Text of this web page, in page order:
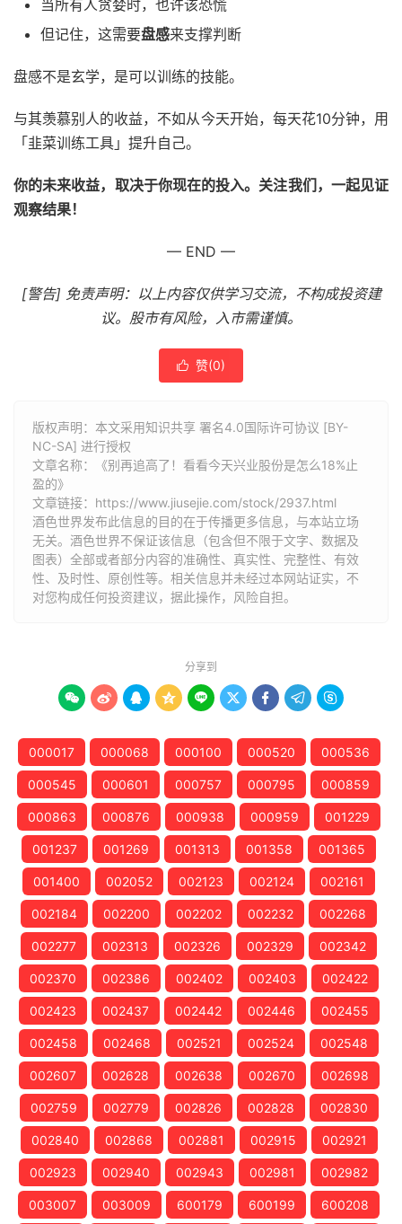
当所有人贪婪时，也许该恐慌
但记住，这需要盘感来支撑判断
盘感不是玄学，是可以训练的技能。
与其羡慕别人的收益，不如从今天开始，每天花10分钟，用
「韭菜训练工具」提升自己。
你的未来收益，取决于你现在的投入。关注我们，一起见证
观察结果！
— END —
[警告] 免责声明：以上内容仅供学习交流，不构成投资建
议。股市有风险，入市需谨慎。
 赞(0)
版权声明：本文采用知识共享 署名4.0国际许可协议 [BY-
NC-SA] 进行授权
文章名称：《别再追高了！看看今天兴业股份是怎么18%止
盈的》
文章链接： https://www.jiusejie.com/stock/2937.html
酒色世界发布此信息的目的在于传播更多信息，与本站立场
无关。酒色世界不保证该信息（包含但不限于文字、数据及
图表）全部或者部分内容的准确性、真实性、完整性、有效
性、及时性、原创性等。相关信息并未经过本网站证实，不
对您构成任何投资建议，据此操作，风险自担。
分享到
        
000017 000068 000100 000520 000536
000545 000601 000757 000795 000859
000863 000876 000938 000959 001229
001237 001269 001313 001358 001365
001400 002052 002123 002124 002161
002184 002200 002202 002232 002268
002277 002313 002326 002329 002342
002370 002386 002402 002403 002422
002423 002437 002442 002446 002455
002458 002468 002521 002524 002548
002607 002628 002638 002670 002698
002759 002779 002826 002828 002830
002840 002868 002881 002915 002921
002923 002940 002943 002981 002982
003007 003009 600179 600199 600208